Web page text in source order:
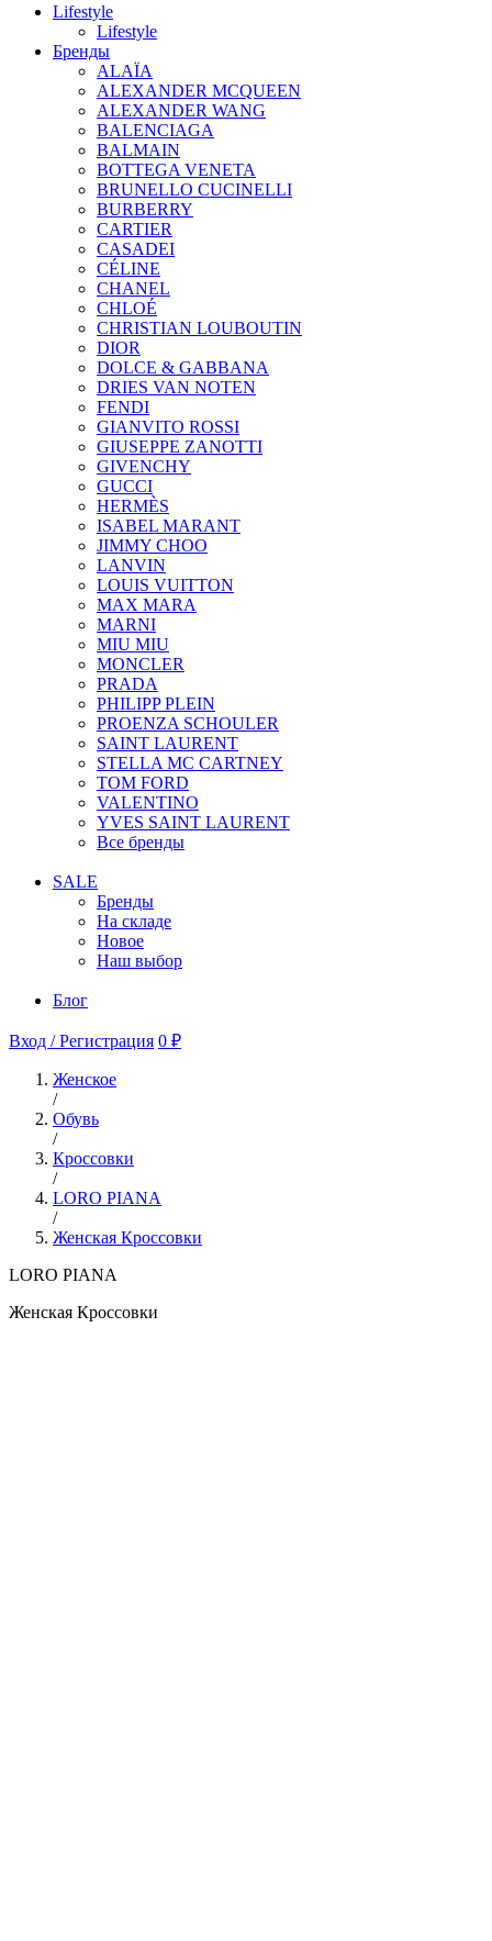
Lifestyle
Lifestyle
Бренды
ALAÏA
ALEXANDER MCQUEEN
ALEXANDER WANG
BALENCIAGA
BALMAIN
BOTTEGA VENETA
BRUNELLO CUCINELLI
BURBERRY
CARTIER
CASADEI
CÉLINE
CHANEL
CHLOÉ
CHRISTIAN LOUBOUTIN
DIOR
DOLCE & GABBANA
DRIES VAN NOTEN
FENDI
GIANVITO ROSSI
GIUSEPPE ZANOTTI
GIVENCHY
GUCCI
HERMÈS
ISABEL MARANT
JIMMY CHOO
LANVIN
LOUIS VUITTON
MAX MARA
MARNI
MIU MIU
MONCLER
PRADA
PHILIPP PLEIN
PROENZA SCHOULER
SAINT LAURENT
STELLA MC CARTNEY
TOM FORD
VALENTINO
YVES SAINT LAURENT
Все бренды
SALE
Бренды
На складе
Новое
Наш выбор
Блог
Вход / Регистрация 0 ₽
Женское
/
Обувь
/
Кроссовки
/
LORO PIANA
/
Женская Кроссовки
LORO PIANA
Женская Кроссовки